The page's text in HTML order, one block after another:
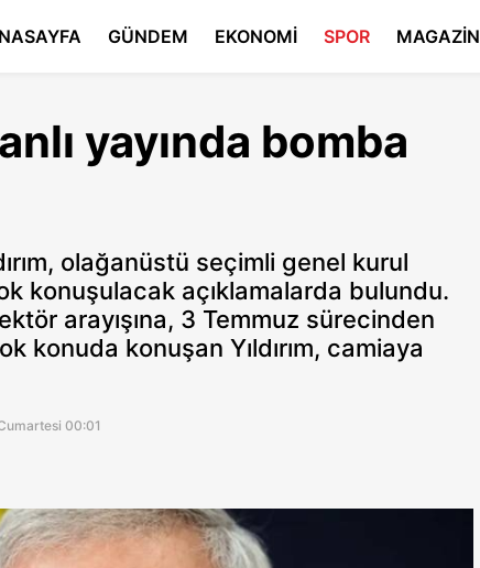
GÜNDEM EKONOMİ SPOR MAGAZİN
yayında bomba
olağanüstü seçimli genel kurul
konuşulacak açıklamalarda bulundu.
arayışına, 3 Temmuz sürecinden
konuda konuşan Yıldırım, camiaya
00:01